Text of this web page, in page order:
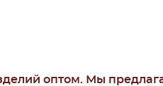
оптом. Мы